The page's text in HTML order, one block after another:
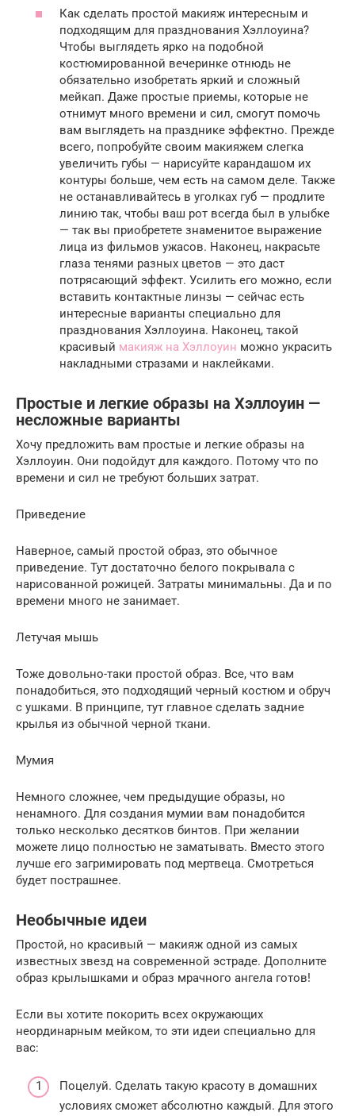
Как сделать простой макияж интересным и
подходящим для празднования Хэллоуина?
Чтобы выглядеть ярко на подобной
костюмированной вечеринке отнюдь не
обязательно изобретать яркий и сложный
мейкап. Даже простые приемы, которые не
отнимут много времени и сил, смогут помочь
вам выглядеть на празднике эффектно. Прежде
всего, попробуйте своим макияжем слегка
увеличить губы — нарисуйте карандашом их
контуры больше, чем есть на самом деле. Также
не останавливайтесь в уголках губ — продлите
линию так, чтобы ваш рот всегда был в улыбке
— так вы приобретете знаменитое выражение
лица из фильмов ужасов. Наконец, накрасьте
глаза тенями разных цветов — это даст
потрясающий эффект. Усилить его можно, если
вставить контактные линзы — сейчас есть
интересные варианты специально для
празднования Хэллоуина. Наконец, такой
красивый макияж на Хэллоуин можно украсить
накладными стразами и наклейками.
Простые и легкие образы на Хэллоуин —
несложные варианты
Хочу предложить вам простые и легкие образы на
Хэллоуин. Они подойдут для каждого. Потому что по
времени и сил не требуют больших затрат.
Приведение
Наверное, самый простой образ, это обычное
приведение. Тут достаточно белого покрывала с
нарисованной рожицей. Затраты минимальны. Да и по
времени много не занимает.
Летучая мышь
Тоже довольно-таки простой образ. Все, что вам
понадобиться, это подходящий черный костюм и обруч
с ушками. В принципе, тут главное сделать задние
крылья из обычной черной ткани.
Мумия
Немного сложнее, чем предыдущие образы, но
ненамного. Для создания мумии вам понадобится
только несколько десятков бинтов. При желании
можете лицо полностью не заматывать. Вместо этого
лучше его загримировать под мертвеца. Смотреться
будет пострашнее.
Необычные идеи
Простой, но красивый — макияж одной из самых
известных звезд на современной эстраде. Дополните
образ крылышками и образ мрачного ангела готов!
Если вы хотите покорить всех окружающих
неординарным мейком, то эти идеи специально для
вас:
Поцелуй. Сделать такую красоту в домашних
условиях сможет абсолютно каждый. Для этого